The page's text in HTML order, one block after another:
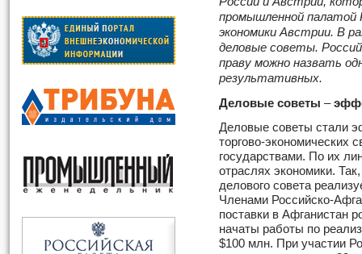
промышленной палатой
экономики Австрии. В
деловые советы.
праву можно назвать
результативных.
Деловые советы –
Деловые советы стали
торгово-экономических
государствами. По их
отраслях экономики.
делового совета
Членами Российско-
поставки в Афганистан
начаты работы по
$100 млн. При участии